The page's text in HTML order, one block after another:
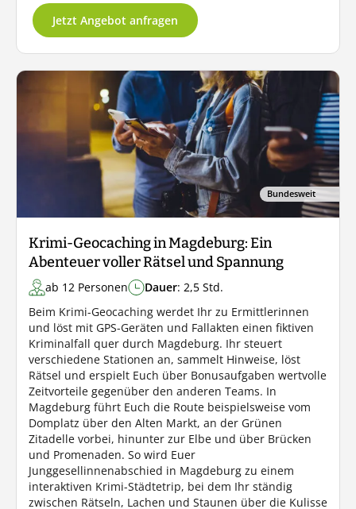
Jetzt Angebot anfragen
Bundesweit
Krimi-Geocaching in Magdeburg: Ein
Abenteuer voller Rätsel und Spannung
ab 12 Personen Dauer: 2,5 Std.
Beim Krimi-Geocaching werdet Ihr zu Ermittlerinnen
und löst mit GPS-Geräten und Fallakten einen fiktiven
Kriminalfall quer durch Magdeburg. Ihr steuert
verschiedene Stationen an, sammelt Hinweise, löst
Rätsel und erspielt Euch über Bonusaufgaben wertvolle
Zeitvorteile gegenüber den anderen Teams. In
Magdeburg führt Euch die Route beispielsweise vom
Domplatz über den Alten Markt, an der Grünen
Zitadelle vorbei, hinunter zur Elbe und über Brücken
und Promenaden. So wird Euer
Junggesellinnenabschied in Magdeburg zu einem
interaktiven Krimi-Städtetrip, bei dem Ihr ständig
zwischen Rätseln, Lachen und Staunen über die Kulisse